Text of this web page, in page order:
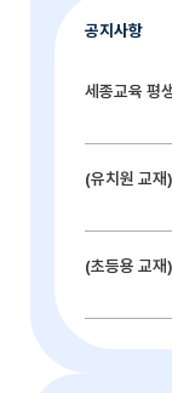
공지사항
세종교육 평
(유치원 교재